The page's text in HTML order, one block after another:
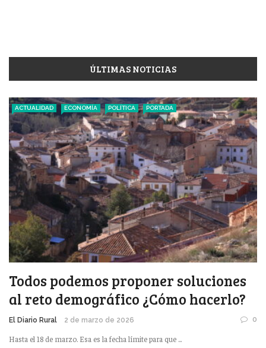
ÚLTIMAS NOTICIAS
ACTUALIDAD ECONOMÍA POLÍTICA PORTADA
Todos podemos proponer soluciones
al reto demográfico ¿Cómo hacerlo?
El Diario Rural 2 de marzo de 2026 0
Hasta el 18 de marzo. Esa es la fecha límite para que ...